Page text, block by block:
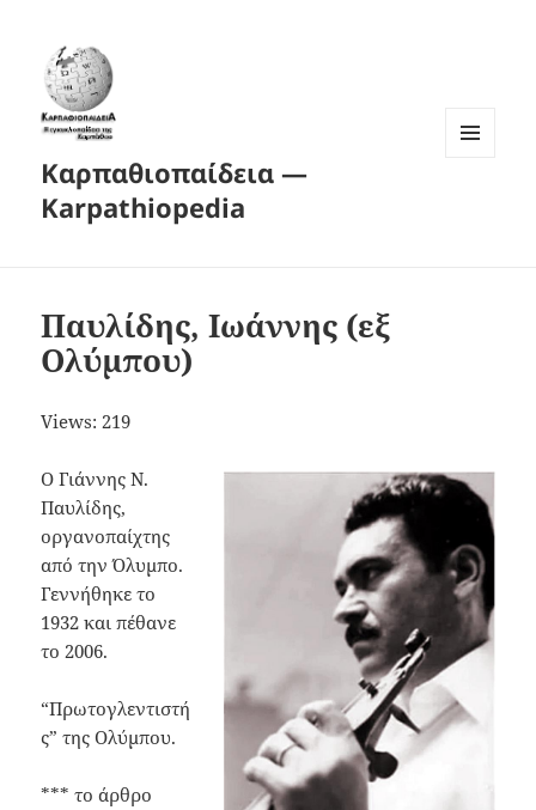
Καρπαθιοπαίδεια —
Karpathiopedia
Παυλίδης, Ιωάννης (εξ
Ολύμπου)
Views: 219
Ο Γιάννης Ν.
Παυλίδης,
οργανοπαίχτης
από την Όλυμπο.
Γεννήθηκε το
1932 και πέθανε
το 2006.
“Πρωτογλεντιστή
ς” της Ολύμπου.
*** το άρθρο